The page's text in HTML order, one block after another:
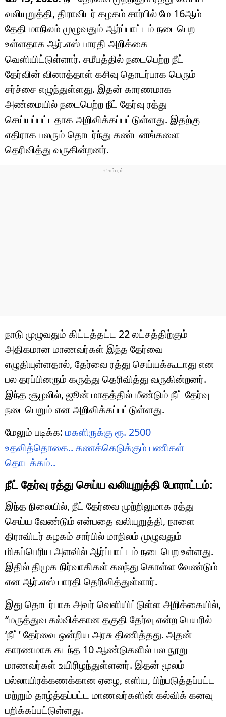
வலியுறுத்தி, திராவிடர் கழகம் சார்பில் மே 16ஆம்
தேதி மாநிலம் முழுவதும் ஆர்ப்பாட்டம் நடைபெற
உள்ளதாக ஆர்.எஸ் பாரதி அறிக்கை
வெளியிட்டுள்ளார். சமீபத்தில் நடைபெற்ற நீட்
தேர்வின் வினாத்தாள் கசிவு தொடர்பாக பெரும்
சர்ச்சை எழுந்துள்ளது. இதன் காரணமாக
அண்மையில் நடைபெற்ற நீட் தேர்வு ரத்து
செய்யப்பட்டதாக அறிவிக்கப்பட்டுள்ளது. இதற்கு
எதிராக பலரும் தொடர்ந்து கண்டனங்களை
தெரிவித்து வருகின்றனர்.
நாடு முழுவதும் கிட்டத்தட்ட 22 லட்சத்திற்கும்
அதிகமான மாணவர்கள் இந்த தேர்வை
எழுதியுள்ளதால், தேர்வை ரத்து செய்யக்கூடாது என
பல தரப்பினரும் கருத்து தெரிவித்து வருகின்றனர்.
இந்த சூழலில், ஜூன் மாதத்தில் மீண்டும் நீட் தேர்வு
நடைபெறும் என அறிவிக்கப்பட்டுள்ளது.
மேலும் படிக்க: மகளிருக்கு ரூ. 2500
உதவித்தொகை.. கணக்கெடுக்கும் பணிகள்
தொடக்கம்..
நீட் தேர்வு ரத்து செய்ய வலியுறுத்தி போராட்டம்:
இந்த நிலையில், நீட் தேர்வை முற்றிலுமாக ரத்து
செய்ய வேண்டும் என்பதை வலியுறுத்தி, நாளை
திராவிடர் கழகம் சார்பில் மாநிலம் முழுவதும்
மிகப்பெரிய அளவில் ஆர்ப்பாட்டம் நடைபெற உள்ளது.
இதில் திமுக நிர்வாகிகள் கலந்து கொள்ள வேண்டும்
என ஆர்.எஸ் பாரதி தெரிவித்துள்ளார்.
இது தொடர்பாக அவர் வெளியிட்டுள்ள அறிக்கையில்,
“மருத்துவ கல்விக்கான தகுதி தேர்வு என்ற பெயரில்
‘நீட்’ தேர்வை ஒன்றிய அரசு திணித்தது. அதன்
காரணமாக கடந்த 10 ஆண்டுகளில் பல நூறு
மாணவர்கள் உயிரிழந்துள்ளனர். இதன் மூலம்
பல்லாயிரக்கணக்கான ஏழை, எளிய, பிற்படுத்தப்பட்ட
மற்றும் தாழ்த்தப்பட்ட மாணவர்களின் கல்விக் கனவு
பறிக்கப்பட்டுள்ளது.